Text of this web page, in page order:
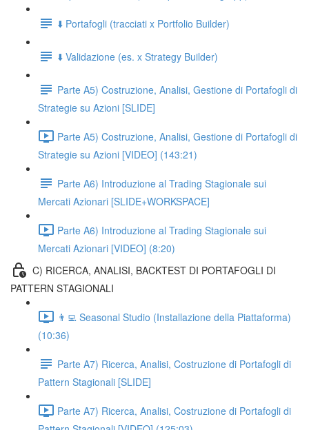
⬇️ Portafogli (tracciati x Portfolio Builder)
⬇️ Validazione (es. x Strategy Builder)
Parte A5) Costruzione, Analisi, Gestione di Portafogli di
Strategie su Azioni [SLIDE]
Parte A5) Costruzione, Analisi, Gestione di Portafogli di
Strategie su Azioni [VIDEO] (143:21)
Parte A6) Introduzione al Trading Stagionale sui
Mercati Azionari [SLIDE+WORKSPACE]
Parte A6) Introduzione al Trading Stagionale sui
Mercati Azionari [VIDEO] (8:20)
C) RICERCA, ANALISI, BACKTEST DI PORTAFOGLI DI
PATTERN STAGIONALI
👨‍💻 Seasonal Studio (Installazione della Piattaforma)
(10:36)
Parte A7) Ricerca, Analisi, Costruzione di Portafogli di
Pattern Stagionali [SLIDE]
Parte A7) Ricerca, Analisi, Costruzione di Portafogli di